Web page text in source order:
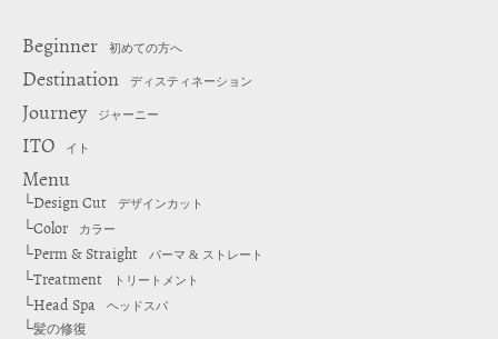
Beginner 初めての方へ
Destination ディスティネーション
Journey ジャーニー
ITO イト
Menu
└Design Cut デザインカット
└Color カラー
└Perm & Straight パーマ & ストレート
└Treatment トリートメント
└Head Spa ヘッドスパ
└髪の修復